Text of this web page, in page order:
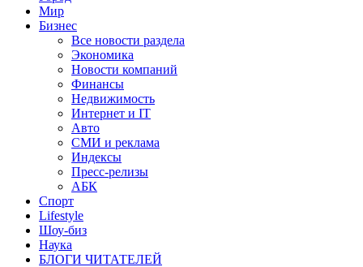
Мир
Бизнес
Все новости раздела
Экономика
Новости компаний
Финансы
Недвижимость
Интернет и IT
Авто
СМИ и реклама
Индексы
Пресс-релизы
АБК
Спорт
Lifestyle
Шоу-биз
Наука
БЛОГИ ЧИТАТЕЛЕЙ